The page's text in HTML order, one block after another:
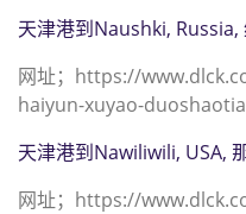
天津港到Naushki,
网址；https://
haiyun-xuyao-
天津港到Nawiliwili, USA,
网址；https://